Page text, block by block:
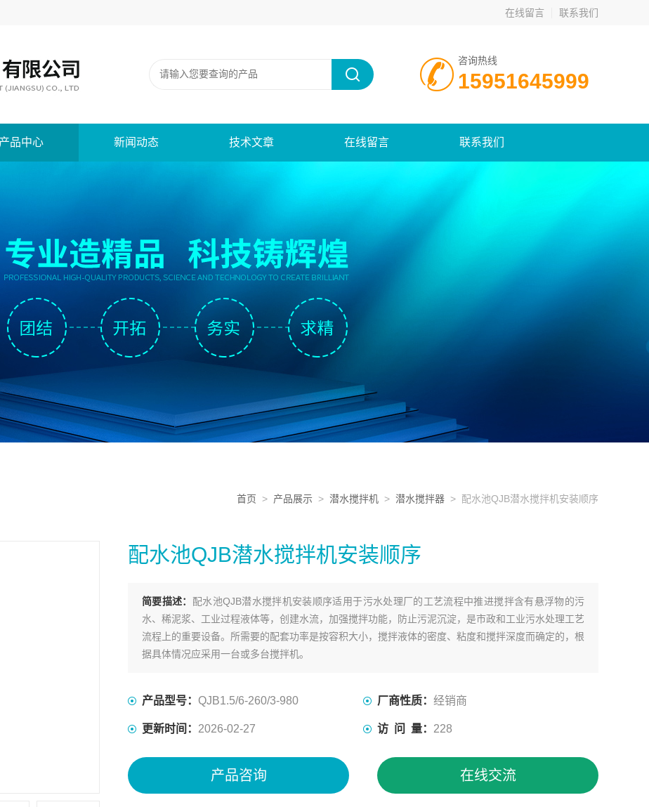
在线留言 联系我们
咨询热线
15951645999
产品中心 新闻动态 技术文章 在线留言 联系我们
首页 > 产品展示 > 潜水搅拌机 > 潜水搅拌器 > 配水池QJB潜水搅拌机安装顺序
配水池QJB潜水搅拌机安装顺序
简要描述： 配水池QJB潜水搅拌机安装顺序适用于污水处理厂的工艺流程中推进搅拌含有悬浮物的污
水、稀泥浆、工业过程液体等，创建水流，加强搅拌功能，防止污泥沉淀，是市政和工业污水处理工艺
流程上的重要设备。所需要的配套功率是按容积大小，搅拌液体的密度、粘度和搅拌深度而确定的，根
据具体情况应采用一台或多台搅拌机。
产品型号： QJB1.5/6-260/3-980 厂商性质： 经销商
更新时间： 2026-02-27 访 问 量： 228
产品咨询 在线交流